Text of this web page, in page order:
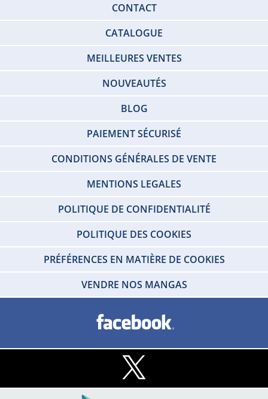
CONTACT
CATALOGUE
MEILLEURES VENTES
NOUVEAUTÉS
BLOG
PAIEMENT SÉCURISÉ
CONDITIONS GÉNÉRALES DE VENTE
MENTIONS LEGALES
POLITIQUE DE CONFIDENTIALITÉ
POLITIQUE DES COOKIES
PRÉFÉRENCES EN MATIÈRE DE COOKIES
VENDRE NOS MANGAS